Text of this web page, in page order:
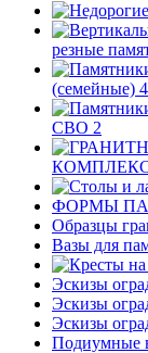
резные
(семейные)
СВО 2
ФОРМЫ
Образцы
Вазы для
Эскизы
Эскизы
Эскизы
Подиумные